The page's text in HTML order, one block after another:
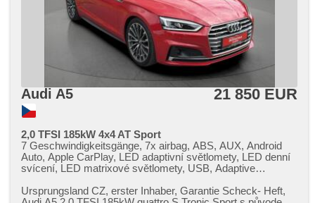
Audi A5 21 850 EUR
2,0 TFSI 185kW 4x4 AT Sport
7 Geschwindigkeitsgänge, 7x airbag, ABS, AUX, Android
Auto, Apple CarPlay, LED adaptivní světlomety, LED denní
svícení, LED matrixové světlomety, USB, Adaptive
asistent jízdy v jízdním pruhu, asistent jízdy v koloně,
Ursprungsland CZ,​ erster Inhaber,​ Garantie Scheck​- Heft,​